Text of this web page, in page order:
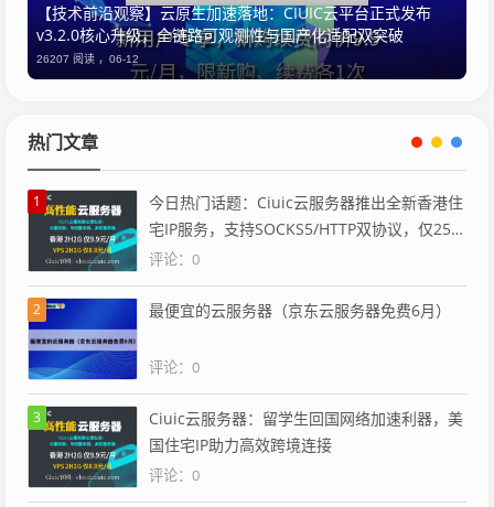
【技术前沿观察】云原生加速落地：CIUIC云平台正式发布
v3.2.0核心升级，全链路可观测性与国产化适配双突破
26207 阅读 ， 06-12
热门文章
1
今日热门话题：Ciuic云服务器推出全新香港住
宅IP服务，支持SOCKS5/HTTP双协议，仅25
元/月
评论：0
2 最便宜的云服务器（京东云服务器免费6月）
评论：0
3
Ciuic云服务器：留学生回国网络加速利器，美
国住宅IP助力高效跨境连接
评论：0